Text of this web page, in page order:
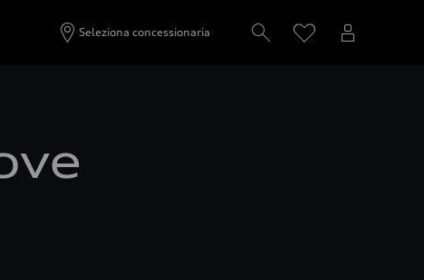
Seleziona concessionaria